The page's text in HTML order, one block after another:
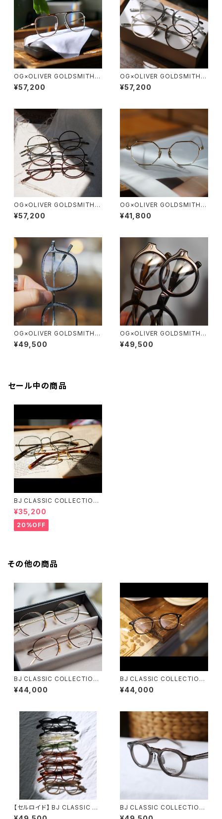
OG×OLIVER GOLDSMITH /
オージーバイオリバーゴールド
スミス OLIVER Ⅲ -T 2026ss
¥57,200
OG×OLIVER GOLDSMITH /
オージーバイオリバーゴールド
スミス OLIVER Ⅱ -T 2026ss
¥57,200
OG×OLIVER GOLDSMITH /
オージーバイオリバーゴールド
スミス OLIVER Ⅰ -T 2026ss
¥57,200
OG×OLIVER GOLDSMITH /
オージーバイオリバーゴールド
スミス LYS X 10周年記念
¥41,800
OG×OLIVER GOLDSMITH /
オージーバイオリバーゴールド
スミス EATON
¥49,500
OG×OLIVER GOLDSMITH /
オージーバイオリバーゴールド
スミス SHEY
¥49,500
セール中の商品
BJ CLASSIC COLLECTION
¥35,200
20%OFF
その他の商品
BJ CLASSIC COLLECTION
PREM-114BSNT スモールサイ
ズ BJクラシック
¥44,000
BJ CLASSIC COLLECTION
COM-551A IT BJクラシック
¥44,000
【セルロイド】 BJ CLASSIC C
OLLECTION JAZZ 44 46 4
BJ CLASSIC COLLECTION
CE-578MP BJクラシック セル